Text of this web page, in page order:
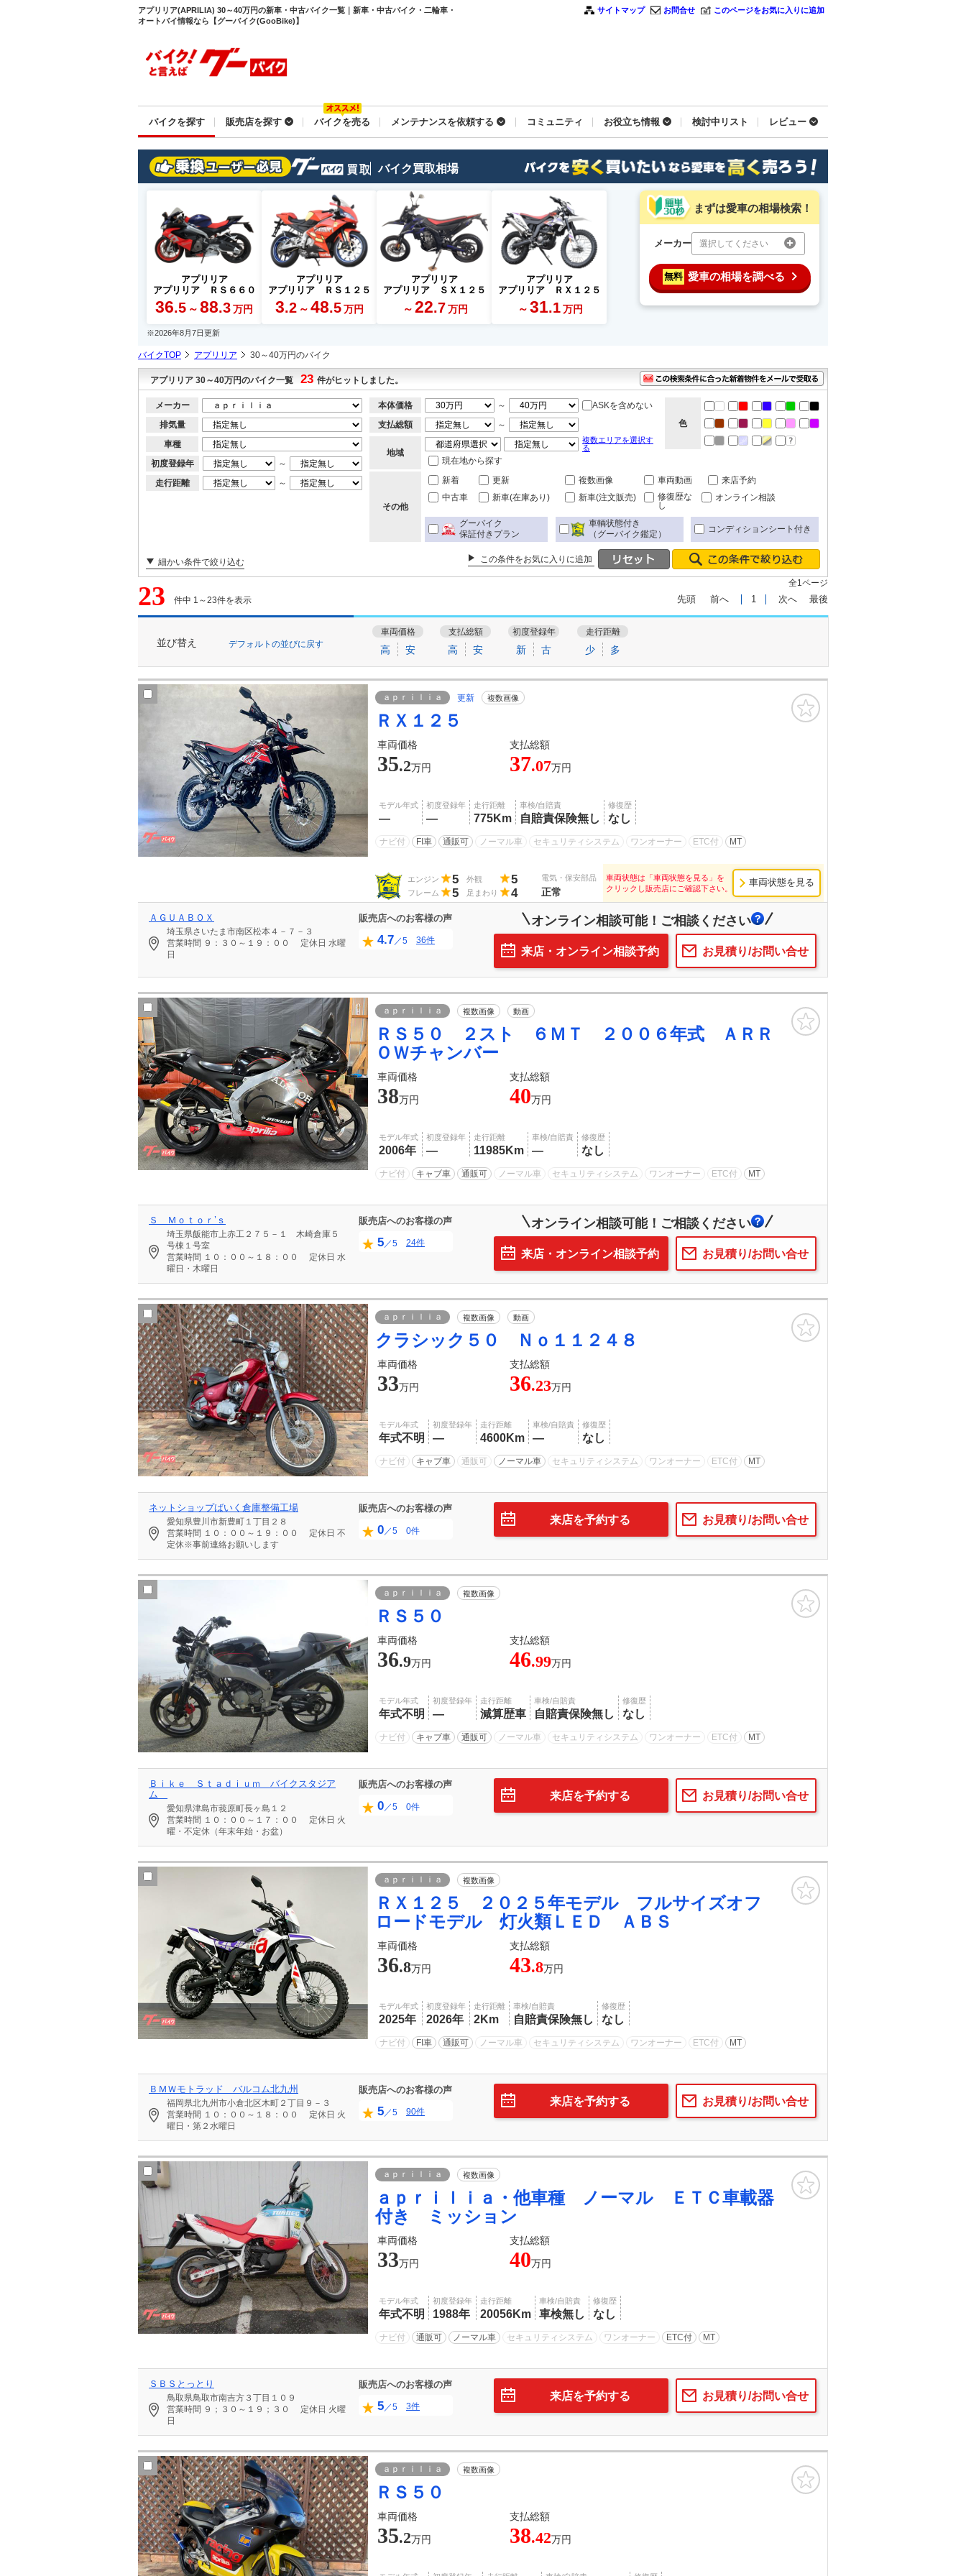
アプリリア(APRILIA) 30～40万円の新車・中古バイク一覧｜新車・中古バイク・二輪車・
オートバイ情報なら【グーバイク(GooBike)】
サイトマップ お問合せ このページをお気に入りに追加
バイクを探す 販売店を探す バイクを売る メンテナンスを依頼する コミュニティ お役立ち情報 検討中リスト レビュー
バイク買取相場
アプリリア
アプリリア ＲＳ６６０
36.5 ～ 88.3万円
アプリリア
アプリリア ＲＳ１２５
3.2 ～ 48.5 万円
アプリリア
アプリリア ＳＸ１２５
～ 22.7 万円
アプリリア
アプリリア ＲＸ１２５
～ 31.1 万円
まずは愛車の相場検索！
メーカー 選択してください
無料 愛車の相場を調べる
※2026年8月7日更新
バイクTOP アプリリア 30～40万円のバイク
アプリリア 30～40万円のバイク一覧 23 件がヒットしました。
メーカー
排気量
車種
初度登録年
～
走行距離
～
本体価格 ～
ASKを含めない
支払総額
～
地域
複数エリアを選択す
る
現在地から探す
色
その他
新着 更新 複数画像 車両動画
来店予約
中古車
新車(在庫あり) 新車(注文販売)
修復歴な
し
オンライン相談
グーバイク
保証付きプラン
車輌状態付き
（グーバイク鑑定）
コンディションシート付き
細かい条件で絞り込む この条件をお気に入りに追加
23 件中 1～23件を表示
全1ページ
先頭 前へ 1 次へ 最後
並び替え デフォルトの並びに戻す
車両価格
高 安
支払総額
高 安
初度登録年
新 古
走行距離
少 多
ａｐｒｉｌｉａ 更新 複数画像
ＲＸ１２５
車両価格 支払総額
35.2万円 37.07万円
モデル年式
―
初度登録年
―
走行距離
775Km
車検/自賠責
自賠責保険無し
修復歴
なし
ナビ付 FI車 通販可 ノーマル車 セキュリティシステム ワンオーナー ETC付 MT
エンジン 5 外観 5
フレーム 5 足まわり 4
電気・保安部品
正常
車両状態は「車両状態を見る」を
クリックし販売店にご確認下さい。
車両状態を見る
ＡＧＵＡＢＯＸ
埼玉県さいたま市南区松本４－７－３
営業時間 ９：３０～１９：００ 定休日 水曜
日
販売店へのお客様の声
4.7／5 36件
オンライン相談可能！ご相談ください
お見積り/お問い合せ
来店・オンライン相談予約
ａｐｒｉｌｉａ 複数画像 動画
ＲＳ５０ ２スト ６ＭＴ ２００６年式 ＡＲＲ
ＯＷチャンバー
車両価格 支払総額
38万円 40万円
モデル年式
2006年
初度登録年
―
走行距離
11985Km
車検/自賠責
―
修復歴
なし
ナビ付 キャブ車 通販可 ノーマル車 セキュリティシステム ワンオーナー ETC付 MT
Ｓ Ｍｏｔｏｒ’ｓ
埼玉県飯能市上赤工２７５－１ 木崎倉庫５
号棟１号室
営業時間 １０：００～１８：００ 定休日 水
曜日・木曜日
販売店へのお客様の声
5／5 24件
オンライン相談可能！ご相談ください
お見積り/お問い合せ
来店・オンライン相談予約
ａｐｒｉｌｉａ 複数画像 動画
クラシック５０ Ｎｏ１１２４８
車両価格 支払総額
33万円 36.23万円
モデル年式
年式不明
初度登録年
―
走行距離
4600Km
車検/自賠責
―
修復歴
なし
ナビ付 キャブ車 通販可 ノーマル車 セキュリティシステム ワンオーナー ETC付 MT
ネットショップばいく倉庫整備工場
愛知県豊川市新豊町１丁目２８
営業時間 １０：００～１９：００ 定休日 不
定休※事前連絡お願いします
販売店へのお客様の声
0／5 0件
お見積り/お問い合せ
来店を予約する
ａｐｒｉｌｉａ 複数画像
ＲＳ５０
車両価格 支払総額
36.9万円 46.99万円
モデル年式
年式不明
初度登録年
―
走行距離
減算歴車
車検/自賠責
自賠責保険無し
修復歴
なし
ナビ付 キャブ車 通販可 ノーマル車 セキュリティシステム ワンオーナー ETC付 MT
Ｂｉｋｅ Ｓｔａｄｉｕｍ バイクスタジア
ム
愛知県津島市莪原町長ヶ島１２
営業時間 １０：００～１７：００ 定休日 火
曜・不定休（年末年始・お盆）
販売店へのお客様の声
0／5 0件
お見積り/お問い合せ
来店を予約する
ａｐｒｉｌｉａ 複数画像
ＲＸ１２５ ２０２５年モデル フルサイズオフ
ロードモデル 灯火類ＬＥＤ ＡＢＳ
車両価格 支払総額
36.8万円 43.8万円
モデル年式
2025年
初度登録年
2026年
走行距離
2Km
車検/自賠責
自賠責保険無し
修復歴
なし
ナビ付 FI車 通販可 ノーマル車 セキュリティシステム ワンオーナー ETC付 MT
ＢＭＷモトラッド バルコム北九州
福岡県北九州市小倉北区木町２丁目９－３
営業時間 １０：００～１８：００ 定休日 火
曜日・第２水曜日
販売店へのお客様の声
5／5 90件
お見積り/お問い合せ
来店を予約する
ａｐｒｉｌｉａ 複数画像
ａｐｒｉｌｉａ・他車種 ノーマル ＥＴＣ車載器
付き ミッション
車両価格 支払総額
33万円 40万円
モデル年式
年式不明
初度登録年
1988年
走行距離
20056Km
車検/自賠責
車検無し
修復歴
なし
ナビ付 通販可 ノーマル車 セキュリティシステム ワンオーナー ETC付 MT
ＳＢＳとっとり
鳥取県鳥取市南吉方３丁目１０９
営業時間 ９；３０～１９；３０ 定休日 火曜
日
販売店へのお客様の声
5／5 3件
お見積り/お問い合せ
来店を予約する
ａｐｒｉｌｉａ 複数画像
ＲＳ５０
車両価格 支払総額
35.2万円 38.42万円